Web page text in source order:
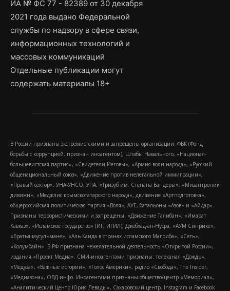
ИА № ФС 77 - 82389 от 30 декабря
2021 года выдано Федеральной
службы по надзору в сфере связи,
информационных технологий и
массовых коммуникаций
Отдельные публикации могут
содержать материалы 18+
В России признаны экстремистскими и запрещены организации: ФБК (Фонд
борьбы с коррупцией, признан иноагентом), Штабы Навального, «Национал-
большевистская партия», «Свидетели Иеговы», «Армия воли народа», «Русский
общенациональный союз», «Движение против нелегальной иммиграции»,
«Правый сектор», УНА-УНСО, УПА, «Тризуб им. Степана Бандеры», «Мизантропик
дивижн», «Меджлис крымскотатарского народа», движение «Артподготовка»,
общероссийская политическая партия «Воля», АУЕ, батальоны «Азов» и «Айдар».
Признаны террористическими и запрещены: «Движение Талибан», «Имарат
Кавказ», «Исламское государство» (ИГ, ИГИЛ), Джебхад-ан-Нусра, «АУМ Синрике»,
«Братья-мусульмане», «Аль-Каида в странах исламского Магриба», «Сеть»,
«Колумбайн». В РФ признана нежелательной деятельность «Открытой России»,
издания «Проект Медиа». СМИ-иноагентами признаны: телеканал «Дождь»,
«Медуза», «Важные истории», «Голос Америки», радио «Свобода», The Insider,
«Медиазона», ОВД-инфо. Иноагентами признаны общество/центр «Мемориал»,
«Аналитический Центр Юрия Левады», Сахаровский центр. Instagram и Facebook